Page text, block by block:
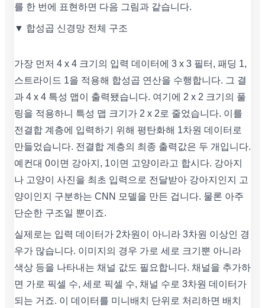
를 한 번에 표현하면 다음 그림과 같습니다.
▼ 합성곱 신경망 전체 구조
가장 먼저 4 x 4 크기의 입력 데이터에 3 x 3 필터, 패딩 1,
스트라이드 1을 적용해 합성곱 연산을 수행합니다. 그 결
과 4 x 4 특성 맵이 출력됐습니다. 여기에 2 x 2 크기의 풀
링을 적용하니 특성 맵 크기가 2 x 2로 줄었습니다. 이를
전결합 계층에 입력하기 위해 평탄화해 1차원 데이터로
만들었습니다. 전결합 계층의 최종 출력값은 두 개입니다.
예컨대 0이면 강아지, 1이면 고양이라고 합시다. 강아지
나 고양이 사진을 최초 입력으로 전달받아 강아지인지 고
양이인지 구분하는 CNN 모델을 만든 겁니다. 물론 아주
단순한 구조일 뿐이죠.
실제로는 입력 데이터가 2차원이 아니라 3차원 이상인 경
우가 많습니다. 이미지의 경우 가로 세로 크기뿐 아니라
색상 등을 나타내는 채널 값도 필요합니다. 채널을 추가하
면 가로 픽셀 수, 세로 픽셀 수, 채널 수로 3차원 데이터가
되는 거죠. 이 데이터를 미니배치 단위로 처리하면 배치